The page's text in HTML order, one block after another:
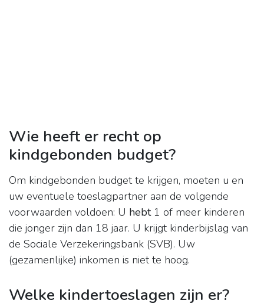
Wie heeft er recht op
kindgebonden budget?
Om kindgebonden budget te krijgen, moeten u en
uw eventuele toeslagpartner aan de volgende
voorwaarden voldoen: U hebt1 of meer kinderen
die jonger zijn dan 18 jaar. U krijgt kinderbijslag van
de Sociale Verzekeringsbank (SVB). Uw
(gezamenlijke) inkomen is niet te hoog.
Welke kindertoeslagen zijn er?